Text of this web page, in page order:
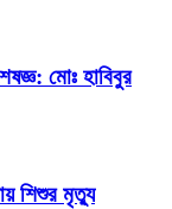
মোঃ হাবিবুর
শিশুর মৃত্যু